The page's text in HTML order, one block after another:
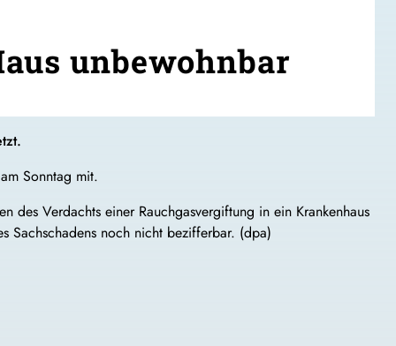
unbewohnbar
Sonntag mit.
des Verdachts einer Rauchgasvergiftung in ein Krankenhaus
Sachschadens noch nicht bezifferbar. (dpa)